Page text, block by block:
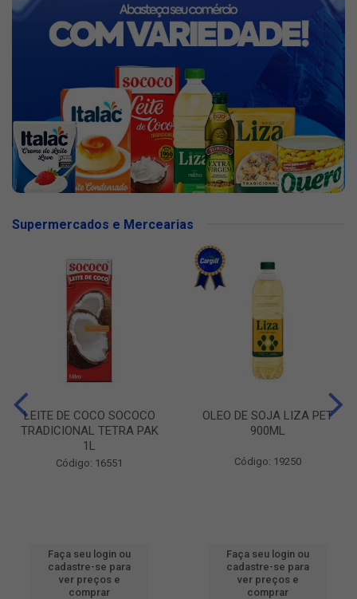
Supermercados e Mercearias
LEITE DE COCO SOCOCO
TRADICIONAL TETRA PAK
1L
Código: 16551
Faça seu login ou
cadastre-se para
ver preços e
comprar
OLEO DE SOJA LIZA PET
900ML
Código: 19250
Faça seu login ou
cadastre-se para
ver preços e
comprar